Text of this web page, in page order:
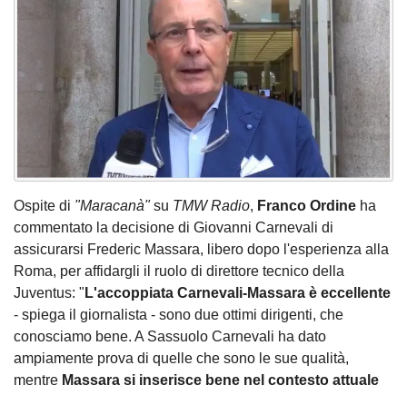
Ospite di "Maracanà"su TMW Radio, Franco Ordine ha
commentato la decisione di Giovanni Carnevali di
assicurarsi Frederic Massara, libero dopo l'esperienza alla
Roma, per affidargli il ruolo di direttore tecnico della
Juventus: " L'accoppiata Carnevali-Massara è eccellente
- spiega il giornalista - sono due ottimi dirigenti, che
conosciamo bene. A Sassuolo Carnevali ha dato
ampiamente prova di quelle che sono le sue qualità,
mentre Massara si inserisce bene nel contesto attuale